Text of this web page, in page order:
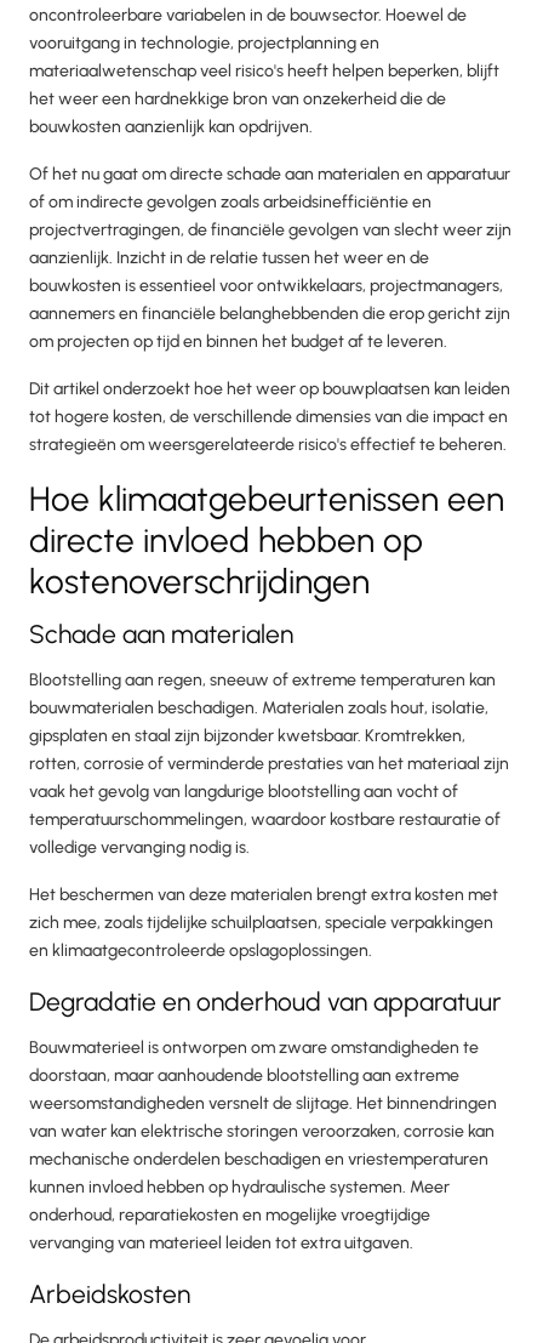
oncontroleerbare variabelen in de bouwsector. Hoewel de
vooruitgang in technologie, projectplanning en
materiaalwetenschap veel risico's heeft helpen beperken, blijft
het weer een hardnekkige bron van onzekerheid die de
bouwkosten aanzienlijk kan opdrijven.
Of het nu gaat om directe schade aan materialen en apparatuur
of om indirecte gevolgen zoals arbeidsinefficiëntie en
projectvertragingen, de financiële gevolgen van slecht weer zijn
aanzienlijk. Inzicht in de relatie tussen het weer en de
bouwkosten is essentieel voor ontwikkelaars, projectmanagers,
aannemers en financiële belanghebbenden die erop gericht zijn
om projecten op tijd en binnen het budget af te leveren.
Dit artikel onderzoekt hoe het weer op bouwplaatsen kan leiden
tot hogere kosten, de verschillende dimensies van die impact en
strategieën om weersgerelateerde risico's effectief te beheren.
Hoe klimaatgebeurtenissen een
directe invloed hebben op
kostenoverschrijdingen
Schade aan materialen
Blootstelling aan regen, sneeuw of extreme temperaturen kan
bouwmaterialen beschadigen. Materialen zoals hout, isolatie,
gipsplaten en staal zijn bijzonder kwetsbaar. Kromtrekken,
rotten, corrosie of verminderde prestaties van het materiaal zijn
vaak het gevolg van langdurige blootstelling aan vocht of
temperatuurschommelingen, waardoor kostbare restauratie of
volledige vervanging nodig is.
Het beschermen van deze materialen brengt extra kosten met
zich mee, zoals tijdelijke schuilplaatsen, speciale verpakkingen
en klimaatgecontroleerde opslagoplossingen.
Degradatie en onderhoud van apparatuur
Bouwmaterieel is ontworpen om zware omstandigheden te
doorstaan, maar aanhoudende blootstelling aan extreme
weersomstandigheden versnelt de slijtage. Het binnendringen
van water kan elektrische storingen veroorzaken, corrosie kan
mechanische onderdelen beschadigen en vriestemperaturen
kunnen invloed hebben op hydraulische systemen. Meer
onderhoud, reparatiekosten en mogelijke vroegtijdige
vervanging van materieel leiden tot extra uitgaven.
Arbeidskosten